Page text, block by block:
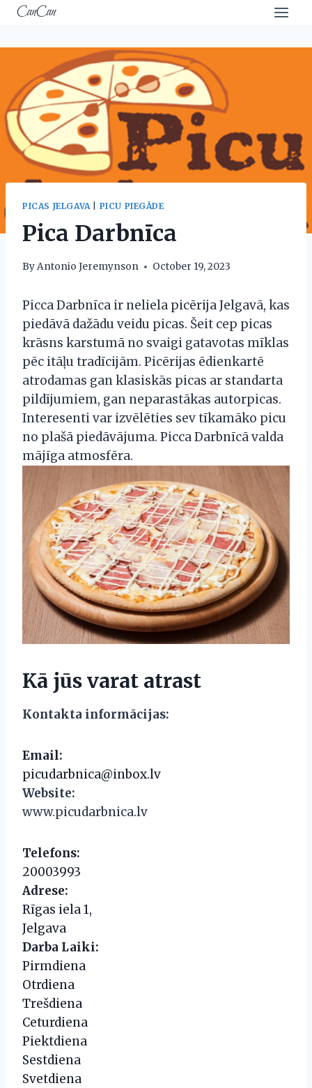
Skip
content
CanCan
PICAS JELGAVA PICU PIEGĀDE
Pica Darbnīca
ByAntonio Jeremynson October 19, 2023
Picca Darbnīca ir neliela picērija Jelgavā, kas
piedāvā dažādu veidu picas. Šeit cep picas
krāsns karstumā no svaigi gatavotas mīklas
pēc itāļu tradīcijām. Picērijas ēdienkartē
atrodamas gan klasiskās picas ar standarta
pildījumiem, gan neparastākas autorpicas.
Interesenti var izvēlēties sev tīkamāko picu
no plašā piedāvājuma. Picca Darbnīcā valda
mājīga atmosfēra.
Kā jūs varat atrast
Kontakta informācijas:
Email:
picudarbnica@inbox.lv
Website:
www.picudarbnica.lv
Telefons:
20003993
Adrese:
Rīgas iela 1,
Jelgava
Darba Laiki:
Pirmdiena
Otrdiena
Trešdiena
Ceturdiena
Piektdiena
Sestdiena
Svetdiena